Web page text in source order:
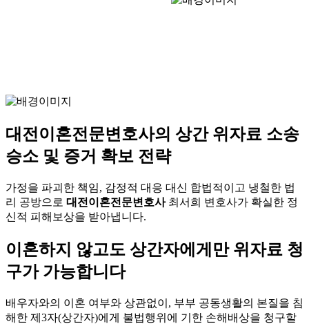
대전이혼전문변호사의 상간 위자료 소송
승소 및 증거 확보 전략
가정을 파괴한 책임, 감정적 대응 대신 합법적이고 냉철한 법
리 공방으로 대전이혼전문변호사최서희 변호사가 확실한 정
신적 피해보상을 받아냅니다.
이혼하지 않고도 상간자에게만 위자료 청
구가 가능합니다
배우자와의 이혼 여부와 상관없이, 부부 공동생활의 본질을 침
해한 제3자(상간자)에게 불법행위에 기한 손해배상을 청구할